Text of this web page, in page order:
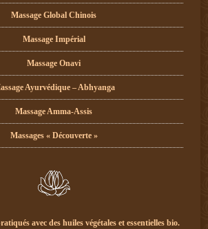
Massage Global Chinois
Massage Impérial
Massage Onavi
Ayurvédique – Abhyanga
Massage Amma-Assis
Massages « Découverte »
avec des huiles végétales et essentielles bio.